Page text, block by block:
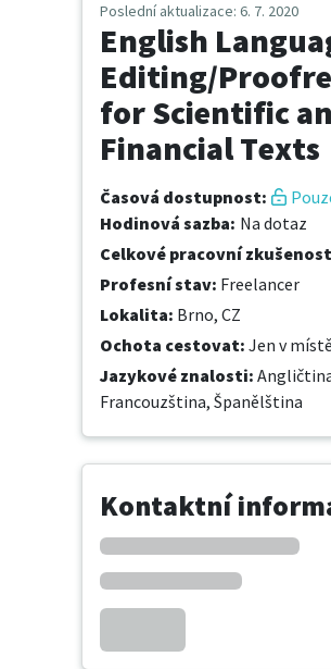
Poslední aktualizace: 6. 7. 2020
English
Editing/
for Scientific
Financial Texts
Časová dostupnost:
Hodinová sazba: Na dotaz
Celkové pracovní
Profesní stav: Freelancer
Lokalita: Brno, CZ
Ochota cestovat: Jen v
Jazykové znalosti:
Francouzština, Španělština
Kontaktní